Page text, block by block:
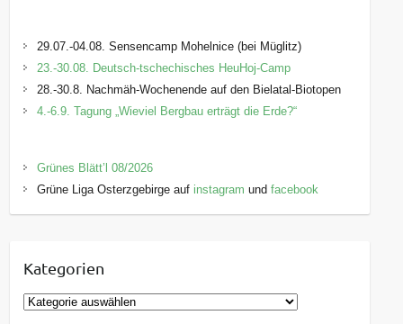
29.07.-04.08. Sensencamp Mohelnice (bei Müglitz)
23.-30.08. Deutsch-tschechisches HeuHoj-Camp
28.-30.8. Nachmäh-Wochenende auf den Bielatal-Biotopen
4.-6.9. Tagung „Wieviel Bergbau erträgt die Erde?“
Grünes Blätt’l 08/2026
Grüne Liga Osterzgebirge auf instagram undfacebook
Kategorien
K